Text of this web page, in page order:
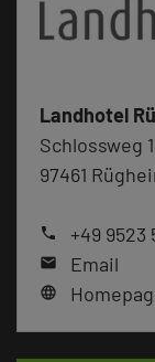
Landhotel
Schlossweg 1
97461
phone +49 9523
mail Email
language